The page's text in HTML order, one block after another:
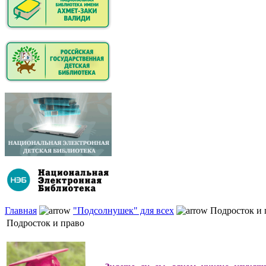
Главная "Подсолнушек" для всех
Подросток и
Подросток и право